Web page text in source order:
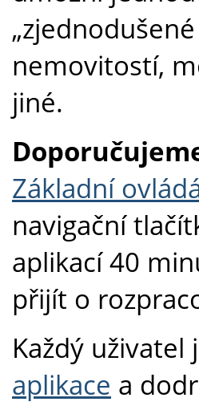
nemovitostí,
jiné.
Základní
navigační
aplikací 40
přijít o
Každý
aplikace a